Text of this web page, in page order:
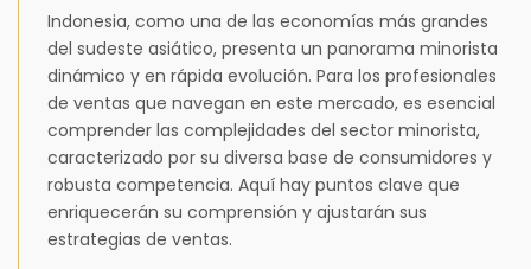
Indonesia, como una de las economías más grandes
del sudeste asiático, presenta un panorama minorista
dinámico y en rápida evolución. Para los profesionales
de ventas que navegan en este mercado, es esencial
comprender las complejidades del sector minorista,
caracterizado por su diversa base de consumidores y
robusta competencia. Aquí hay puntos clave que
enriquecerán su comprensión y ajustarán sus
estrategias de ventas.